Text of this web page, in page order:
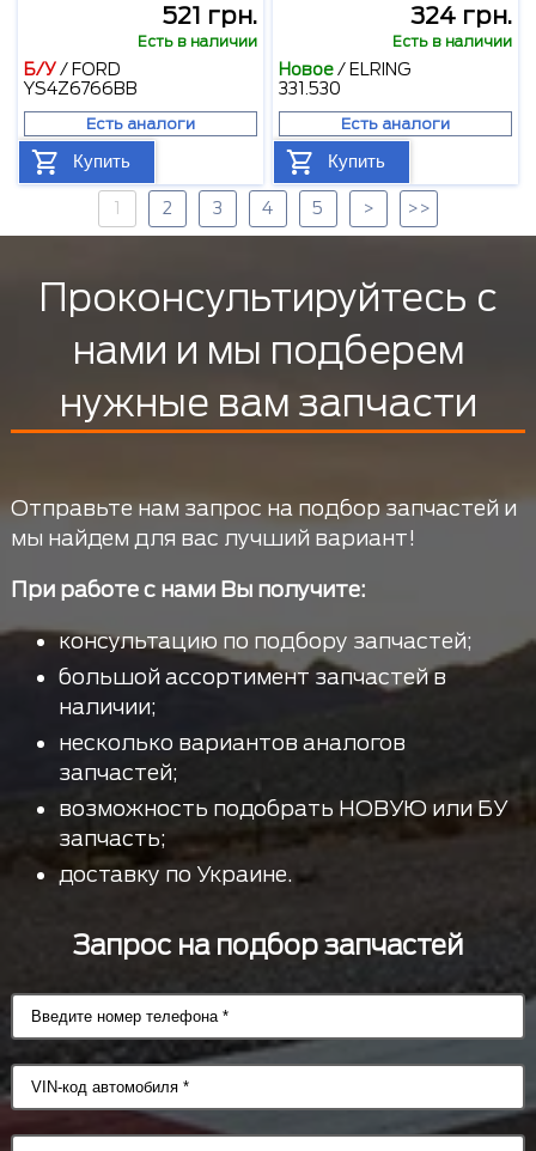
521 грн.
Есть в наличии
Б/У/ FORD
YS4Z6766BB
Есть аналоги
Купить
324 грн.
Есть в наличии
Новое/ ELRING
331.530
Есть аналоги
Купить
1 2 3 4 5 > >>
Проконсультируйтесь с
нами и мы подберем
нужные вам запчасти
Отправьте нам запрос на подбор запчастей и
мы найдем для вас лучший вариант!
При работе с нами Вы получите:
консультацию по подбору запчастей;
большой ассортимент запчастей в
наличии;
несколько вариантов аналогов
запчастей;
возможность подобрать НОВУЮ или БУ
запчасть;
доставку по Украине.
Запрос на подбор запчастей